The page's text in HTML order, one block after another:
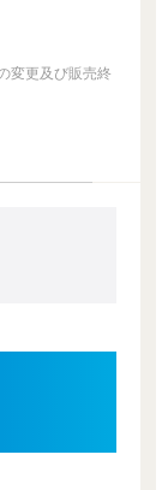
変更及び販売終